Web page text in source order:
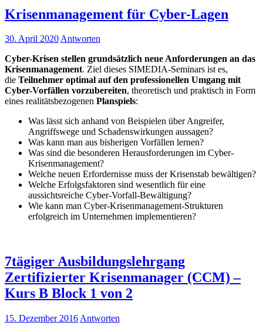
Krisenmanagement für Cyber-Lagen
30. April 2020Antworten
Cyber-Krisen stellen grundsätzlich neue Anforderungen an das
Krisenmanagement. Ziel dieses SIMEDIA-Seminars ist es,
die Teilnehmer optimal auf den professionellen Umgang mit
Cyber-Vorfällen vorzubereiten, theoretisch und praktisch in Form
eines realitätsbezogenen Planspiels:
Was lässt sich anhand von Beispielen über Angreifer,
Angriffswege und Schadenswirkungen aussagen?
Was kann man aus bisherigen Vorfällen lernen?
Was sind die besonderen Herausforderungen im Cyber-
Krisenmanagement?
Welche neuen Erfordernisse muss der Krisenstab bewältigen?
Welche Erfolgsfaktoren sind wesentlich für eine
aussichtsreiche Cyber-Vorfall-Bewältigung?
Wie kann man Cyber-Krisenmanagement-Strukturen
erfolgreich im Unternehmen implementieren?
7tägiger Ausbildungslehrgang
Zertifizierter Krisenmanager (CCM) –
Kurs B Block 1 von 2
15. Dezember 2016 Antworten